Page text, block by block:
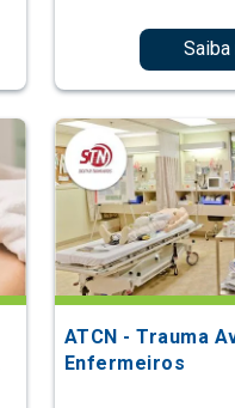
ATCN - Trauma
Enfermeiros